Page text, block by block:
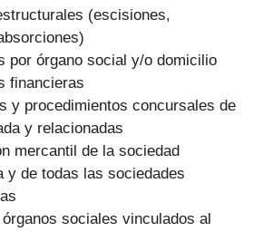
(escisiones,
por órgano social y/o domicilio
financieras
y procedimientos concursales de
y relacionadas
mercantil de la sociedad
y de todas las sociedades
sociales vinculados al